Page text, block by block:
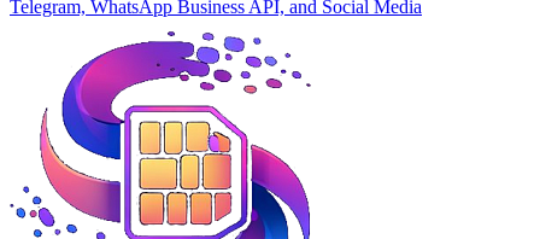
Telegram, WhatsApp Business API, and Social Media